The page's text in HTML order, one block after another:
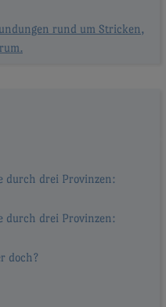
rund um Stricken,
durch drei Provinzen:
durch drei Provinzen:
doch?